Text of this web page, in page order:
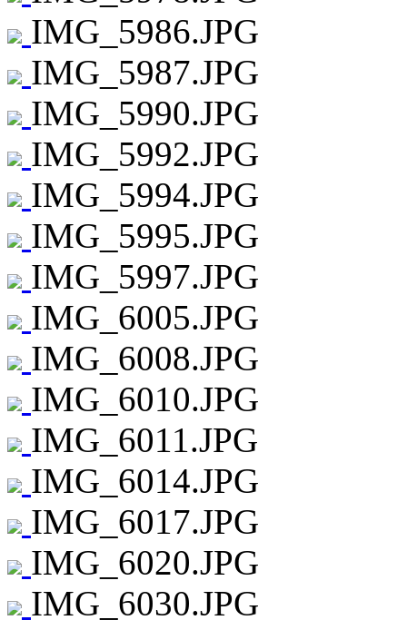
IMG_5986.JPG
IMG_5987.JPG
IMG_5990.JPG
IMG_5992.JPG
IMG_5994.JPG
IMG_5995.JPG
IMG_5997.JPG
IMG_6005.JPG
IMG_6008.JPG
IMG_6010.JPG
IMG_6011.JPG
IMG_6014.JPG
IMG_6017.JPG
IMG_6020.JPG
IMG_6030.JPG